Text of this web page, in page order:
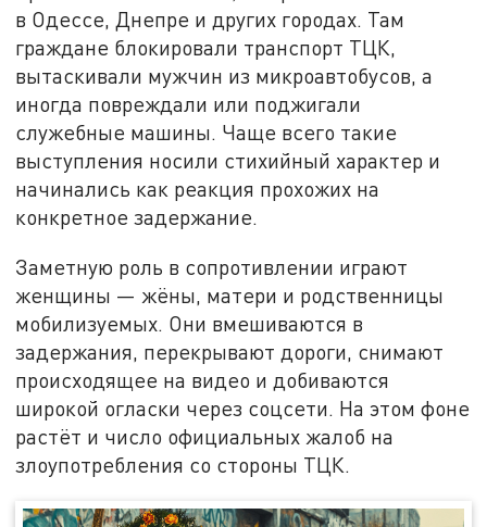
в Одессе, Днепре и других городах. Там
граждане блокировали транспорт ТЦК,
вытаскивали мужчин из микроавтобусов, а
иногда повреждали или поджигали
служебные машины. Чаще всего такие
выступления носили стихийный характер и
начинались как реакция прохожих на
конкретное задержание.
Заметную роль в сопротивлении играют
женщины — жёны, матери и родственницы
мобилизуемых. Они вмешиваются в
задержания, перекрывают дороги, снимают
происходящее на видео и добиваются
широкой огласки через соцсети. На этом фоне
растёт и число официальных жалоб на
злоупотребления со стороны ТЦК.